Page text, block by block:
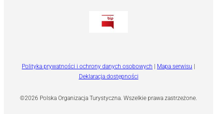
©2026 Polska Organizacja Turystyczna. Wszelkie prawa zastrzeżone.
Polityka prywatności i ochrony danych osobowych | Mapa serwisu |
Deklaracja dostępności